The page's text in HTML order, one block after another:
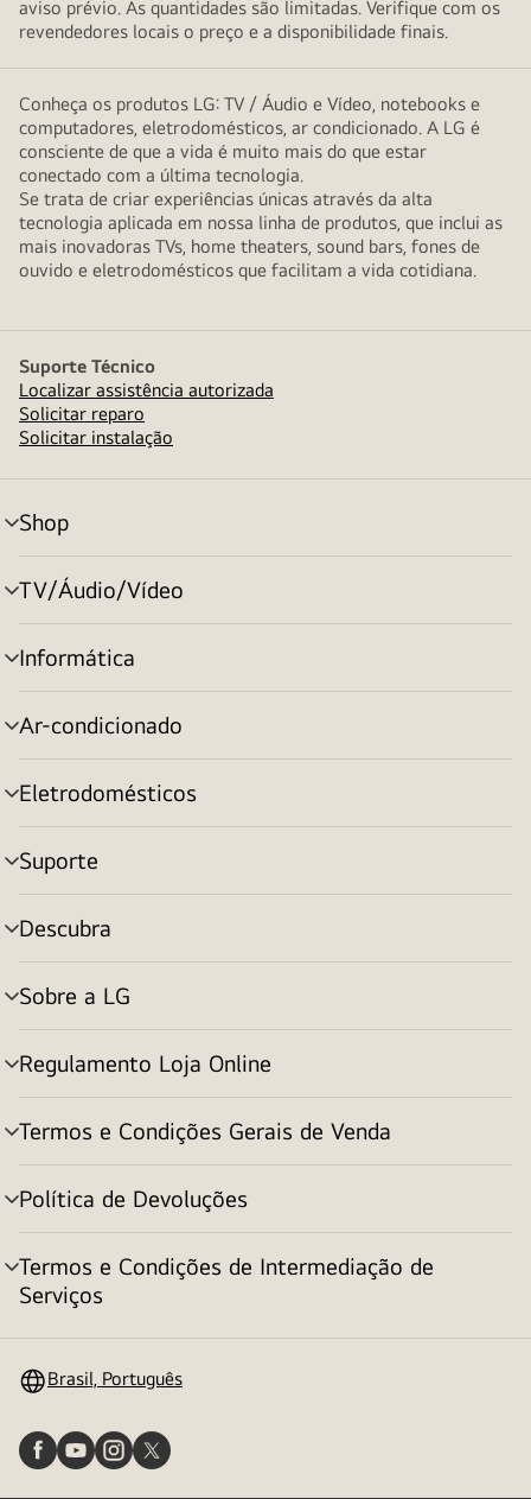
aviso prévio. As quantidades são limitadas. Verifique com os
revendedores locais o preço e a disponibilidade finais.
Conheça os produtos LG: TV / Áudio e Vídeo, notebooks e
computadores, eletrodomésticos, ar condicionado. A LG é
consciente de que a vida é muito mais do que estar
conectado com a última tecnologia.
Se trata de criar experiências únicas através da alta
tecnologia aplicada em nossa linha de produtos, que inclui as
mais inovadoras TVs, home theaters, sound bars, fones de
ouvido e eletrodomésticos que facilitam a vida cotidiana.
Suporte Técnico
Localizar assistência autorizada
Solicitar reparo
Solicitar instalação
Shop
alternar
menu
TV/Áudio/Vídeo
alternar
menu
Informática
alternar
menu
Ar-condicionado
alternar
menu
Eletrodomésticos
alternar
menu
Suporte
alternar
menu
Descubra
alternar
menu
Sobre a LG
alternar
menu
Regulamento Loja Online
alternar
menu
Termos e Condições Gerais de Venda
alternar
menu
Política de Devoluções
alternar
menu
Termos e Condições de Intermediação de
Serviços
alternar
Brasil, Português